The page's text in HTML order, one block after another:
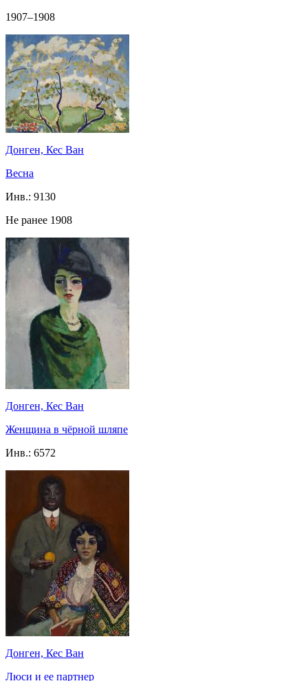
1907–1908
Донген, Кес Ван
Весна
Инв.: 9130
Не ранее 1908
Донген, Кес Ван
Женщина в чёрной шляпе
Инв.: 6572
Донген, Кес Ван
Люси и ее партнер